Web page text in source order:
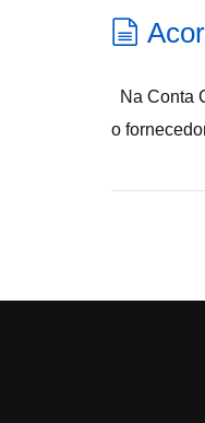
Na Conta
o